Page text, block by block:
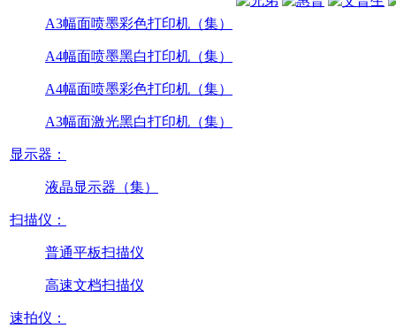
A3幅面喷墨彩色打印机（集）
A4幅面喷墨黑白打印机（集）
A4幅面喷墨彩色打印机（集）
A3幅面激光黑白打印机（集）
显示器：
液晶显示器（集）
扫描仪：
普通平板扫描仪
高速文档扫描仪
速拍仪：